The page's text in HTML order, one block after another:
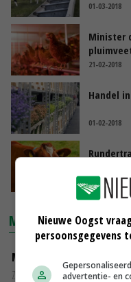
01-03-2018
Minister
21-02-2018
Handel
01-02-2018
14-10-2017
MARKTPRIJZEN
Magere melkpoeder
Zuivel NL
Nieuwe Oogst
persoonsgegevens
advertentie- en